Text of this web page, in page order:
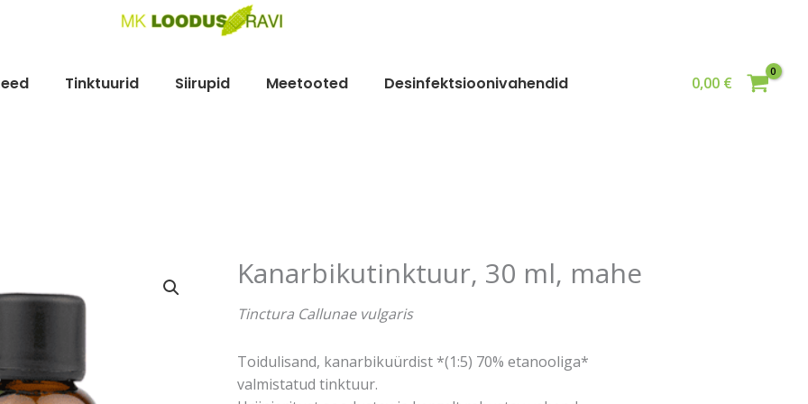
Tinktuurid Siirupid Meetooted Desinfektsioonivahendid 0,00 €
Kanarbikutinktuur, 30 ml, mahe
Tinctura Callunae vulgaris
Toidulisand, kanarbikuürdist *(1:5) 70% etanooliga*
valmistatud tinktuur.
Kanarbikutinktuur,
30
ml,
kogus